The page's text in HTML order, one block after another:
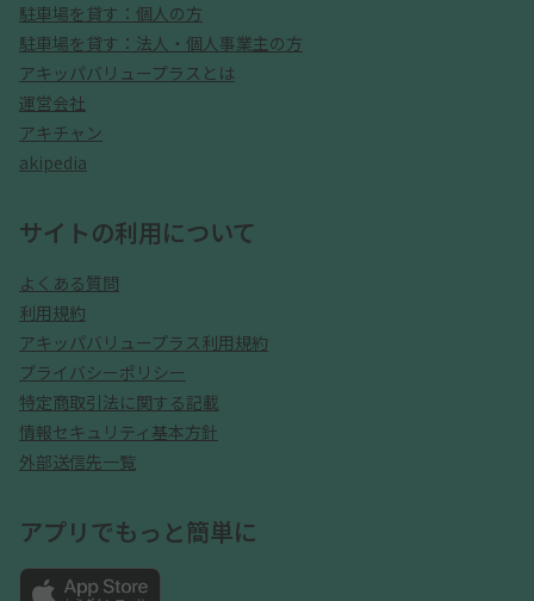
駐車場を貸す：個人の方
駐車場を貸す：法人・個人事業主の方
アキッパバリュープラスとは
運営会社
アキチャン
akipedia
サイトの利用について
よくある質問
利用規約
アキッパバリュープラス利用規約
プライバシーポリシー
特定商取引法に関する記載
情報セキュリティ基本方針
外部送信先一覧
アプリでもっと簡単に